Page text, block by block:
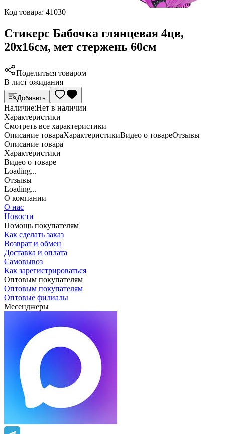
Код товара: 41030
Стикерс Бабочка глянцевая 4цв,
20х16см, мет стержень 60см
Поделиться товаром
В лист ожидания
Добавить
Наличие:Нет в наличии
Характеристики
Cмотреть все характеристики
Описание товараХарактеристикиВидео о товареОтзывы
Описание товара
Характеристики
Видео о товаре
Loading...
Отзывы
Loading...
О компании
О нас
Новости
Помощь покупателям
Как сделать заказ
Возврат и обмен
Доставка и оплата
Самовывоз
Как зарегистрироваться
Оптовым покупателям
Оптовым покупателям
Оптовые филиалы
Месенджеры